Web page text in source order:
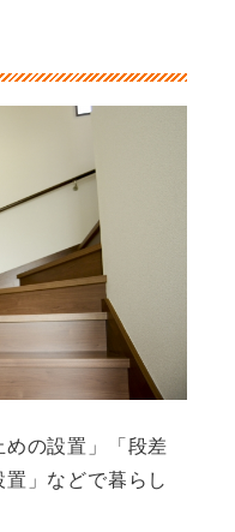
めの設置」「段差
」などで暮らし